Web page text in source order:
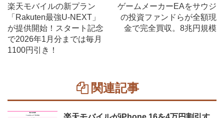
楽天モバイルの新プラン
「Rakuten最強U-NEXT」
が提供開始！スタート記念
で2026年1月分までは毎月
1100円引き！
ゲームメーカーEAをサウジ
の投資ファンドらが全額現
金で完全買収。8兆円規模
関連記事